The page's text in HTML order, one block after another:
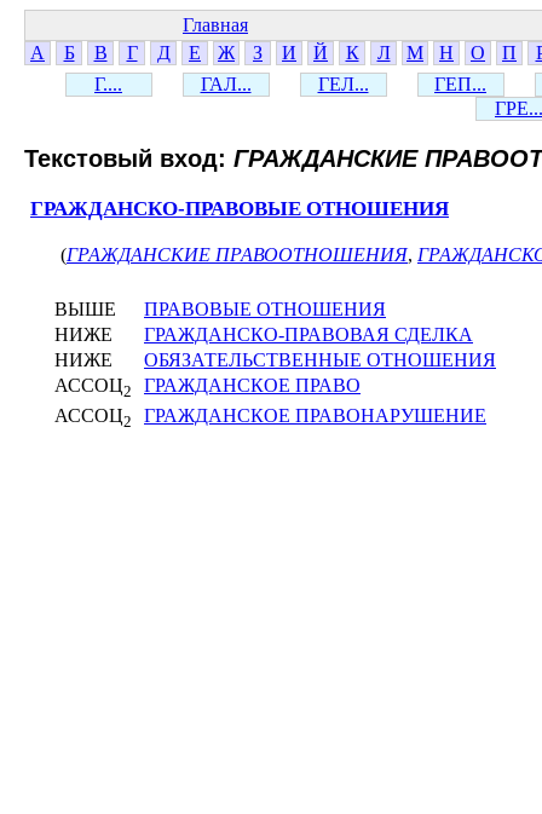
Главная
А
Б В Г Д Е Ж З И Й К Л М Н О П
Г....
ГАЛ... ГЕЛ...
ГЕП...
ГРЕ...
Текстовый вход: ГРАЖДАНСКИЕ
ГРАЖДАНСКО-ПРАВОВЫЕ ОТНОШЕНИЯ
(ГРАЖДАНСКИЕ ПРАВООТНОШЕНИЯ,
ВЫШЕ
ПРАВОВЫЕ ОТНОШЕНИЯ
НИЖЕ
ГРАЖДАНСКО-ПРАВОВАЯ СДЕЛКА
НИЖЕ
ОБЯЗАТЕЛЬСТВЕННЫЕ ОТНОШЕНИЯ
АССОЦ2
ГРАЖДАНСКОЕ ПРАВО
АССОЦ2 ГРАЖДАНСКОЕ ПРАВОНАРУШЕНИЕ